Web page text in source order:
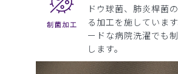
ドウ球菌、肺炎桿菌
る加工を施していま
ードな病院洗濯でも
します。